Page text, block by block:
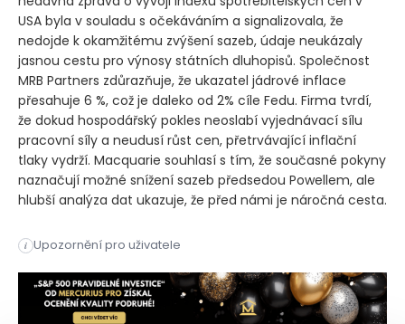
USA byla v souladu s očekáváním a signalizovala, že
nedojde k okamžitému zvýšení sazeb, údaje neukázaly
jasnou cestu pro výnosy státních dluhopisů. Společnost
MRB Partners zdůrazňuje, že ukazatel jádrové inflace
přesahuje 6 %, což je daleko od 2% cíle Fedu. Firma tvrdí,
že dokud hospodářský pokles neoslabí vyjednávací sílu
pracovní síly a neudusí růst cen, přetrvávající inflační
tlaky vydrží. Macquarie souhlasí s tím, že současné pokyny
naznačují možné snížení sazeb předsedou Powellem, ale
hlubší analýza dat ukazuje, že před námi je náročná cesta.
i Upozornění pro uživatele
Investoři, kteří nakupují dluhopisy v naději na výrazné